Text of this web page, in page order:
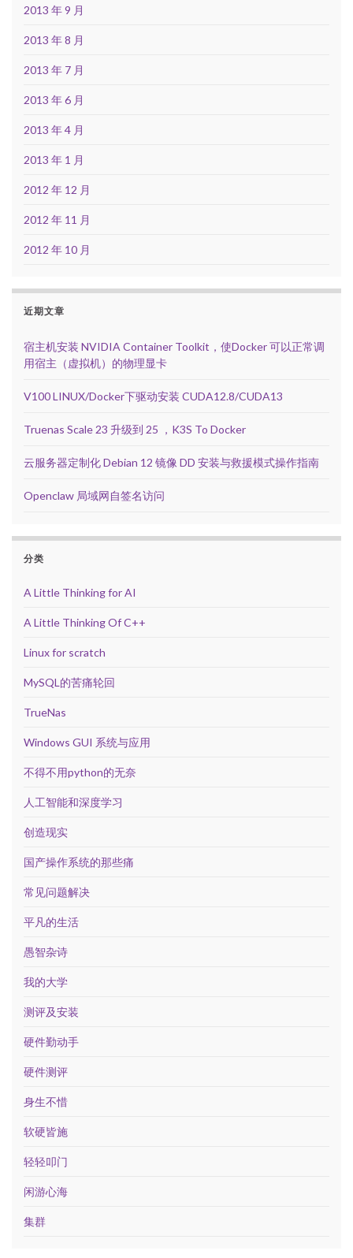
2013 年 9 月
2013 年 8 月
2013 年 7 月
2013 年 6 月
2013 年 4 月
2013 年 1 月
2012 年 12 月
2012 年 11 月
2012 年 10 月
近期文章
宿主机安装 NVIDIA Container Toolkit，使Docker 可以正常调
用宿主（虚拟机）的物理显卡
V100 LINUX/Docker下驱动安装 CUDA12.8/CUDA13
Truenas Scale 23 升级到 25 ，K3S To Docker
云服务器定制化 Debian 12 镜像 DD 安装与救援模式操作指南
Openclaw 局域网自签名访问
分类
A Little Thinking for AI
A Little Thinking Of C++
Linux for scratch
MySQL的苦痛轮回
TrueNas
Windows GUI 系统与应用
不得不用python的无奈
人工智能和深度学习
创造现实
国产操作系统的那些痛
常见问题解决
平凡的生活
愚智杂诗
我的大学
测评及安装
硬件勤动手
硬件测评
身生不惜
软硬皆施
轻轻叩门
闲游心海
集群